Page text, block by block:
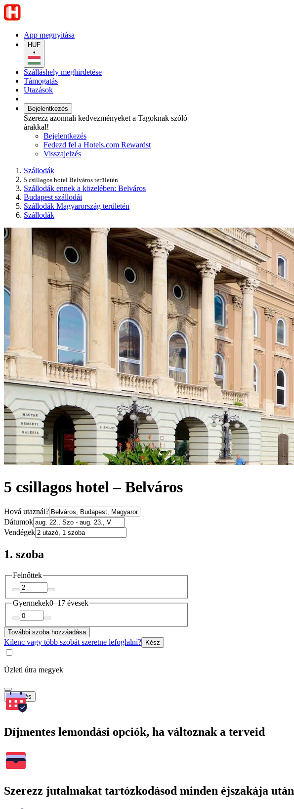
App megnyitása
HUF
•
Szálláshely meghirdetése
Támogatás
Utazások
Bejelentkezés
Szerezz azonnali kedvezményeket a Tagoknak szóló
árakkal!
Bejelentkezés
Fedezd fel a Hotels.com Rewardst
Visszajelzés
Szállodák
5 csillagos hotel Belváros területén
Szállodák ennek a közelében: Belváros
Budapest szállodái
Szállodák Magyarország területén
Szállodák
5 csillagos hotel – Belváros
Hová utaznál?
Dátumok
Vendégek
1. szoba
Felnőttek
Gyermekek0–17 évesek
További szoba hozzáadása
Kilenc vagy több szobát szeretne lefoglalni? Kész
Üzleti útra megyek
Keresés
Díjmentes lemondási opciók, ha változnak a terveid
Szerezz jutalmakat tartózkodásod minden éjszakája után